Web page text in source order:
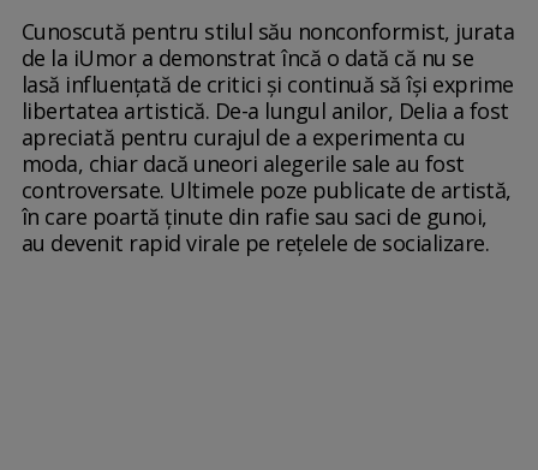
Cunoscută pentru stilul său nonconformist, jurata
de la iUmor a demonstrat încă o dată că nu se
lasă influențată de critici și continuă să își exprime
libertatea artistică. De-a lungul anilor, Delia a fost
apreciată pentru curajul de a experimenta cu
moda, chiar dacă uneori alegerile sale au fost
controversate. Ultimele poze publicate de artistă,
în care poartă ținute din rafie sau saci de gunoi,
au devenit rapid virale pe rețelele de socializare.